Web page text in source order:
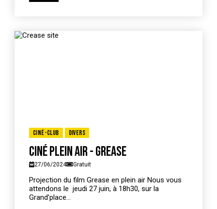
Ciné-Club Divers
Ciné plein air - Grease
27/06/2024 Gratuit
Projection du film Grease en plein air Nous vous
attendons le jeudi 27 juin, à 18h30, sur la
Grand’place...